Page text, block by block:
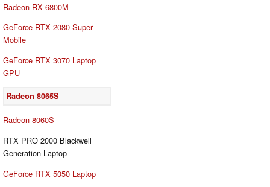
Radeon RX 6800M
GeForce RTX 2080 Super
Mobile
GeForce RTX 3070 Laptop
GPU
Radeon 8065S
Radeon 8060S
RTX PRO 2000 Blackwell
Generation Laptop
GeForce RTX 5050 Laptop